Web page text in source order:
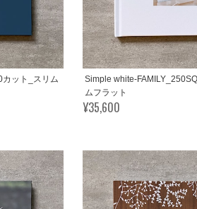
ット_スリム
Simple white-
ムフラット
¥35,600